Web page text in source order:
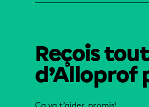
Reçois
d’Alloprof